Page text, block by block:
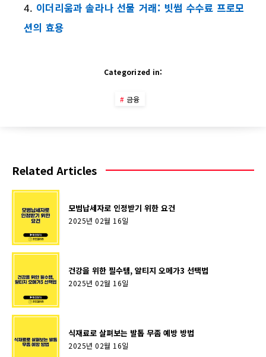
이더리움과 솔라나 선물 거래: 빗썸 수수료 프로모
션의 효용
Categorized in:
금융
Related Articles
모범납세자로 인정받기 위한 요건
2025년 02월 16일
건강을 위한 필수템, 알티지 오메가3 선택법
2025년 02월 16일
식재료로 살펴보는 발톱 무좀 예방 방법
2025년 02월 16일